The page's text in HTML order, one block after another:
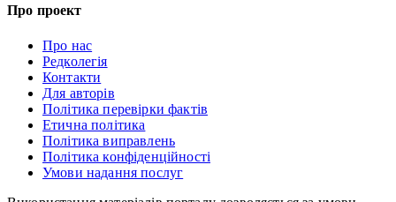
Про проект
Про нас
Редколегія
Контакти
Для авторів
Політика перевірки фактів
Етична політика
Політика виправлень
Політика конфіденційності
Умови надання послуг